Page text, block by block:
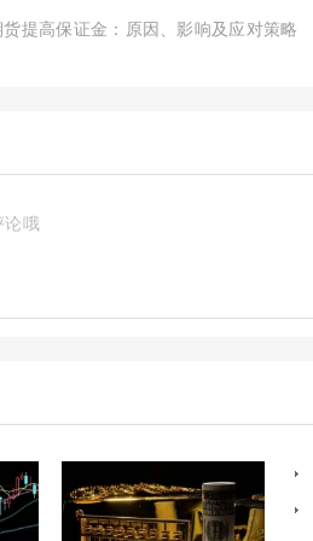
提高保证金：原因、影响及应对策略
论哦